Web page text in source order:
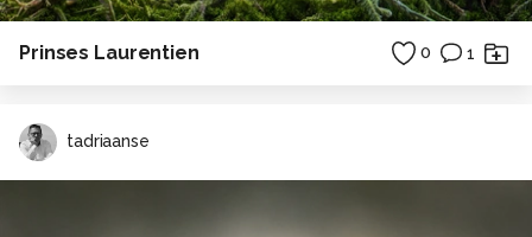
Prinses Laurentien 0 1
tadriaanse